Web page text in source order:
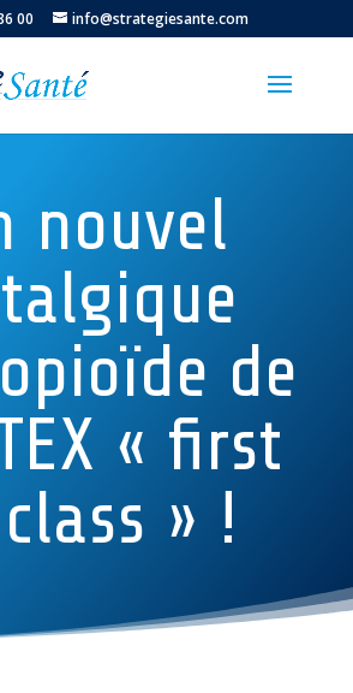
00 info@strategiesante.com
nouvel
de
« first
» !